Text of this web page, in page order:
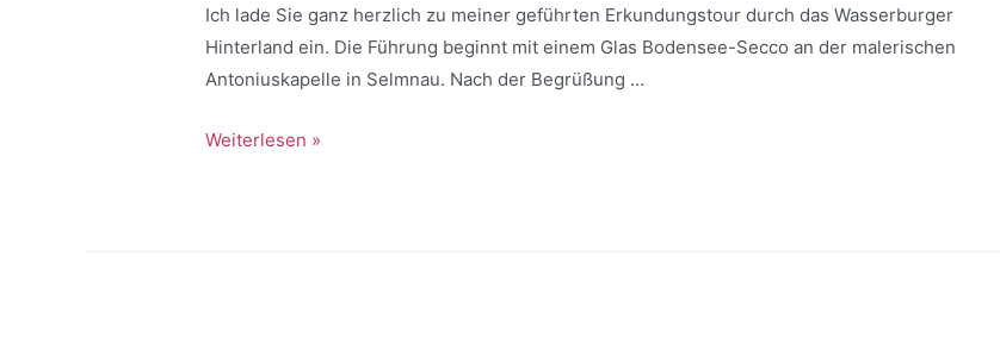
Ich lade Sie ganz herzlich zu meiner geführten Erkundungstour durch das Wasserburger
Hinterland ein. Die Führung beginnt mit einem Glas Bodensee-Secco an der malerischen
Antoniuskapelle in Selmnau. Nach der Begrüßung …
Weiterlesen »